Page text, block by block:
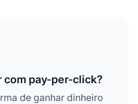
com pay-per-click?
de ganhar dinheiro